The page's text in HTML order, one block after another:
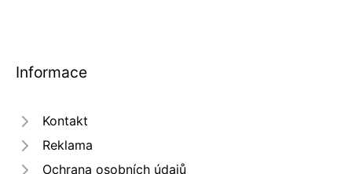
Informace
Kontakt
Reklama
Ochrana osobních údajů